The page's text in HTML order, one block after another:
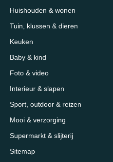
Huishouden & wonen
Tuin, klussen & dieren
Keuken
Baby & kind
Foto & video
Interieur & slapen
Sport, outdoor & reizen
Mooi & verzorging
Supermarkt & slijterij
Sitemap